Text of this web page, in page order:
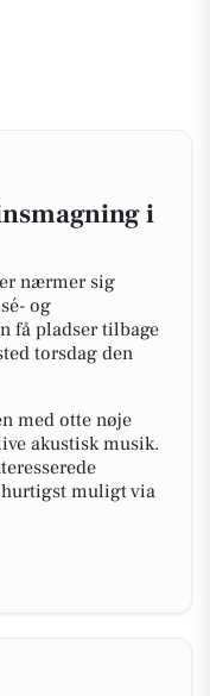
i
nærmer sig
og
få pladser tilbage
torsdag den
med otte nøje
akustisk musik.
muligt via